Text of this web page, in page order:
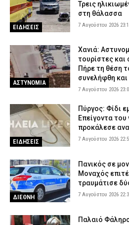
αντικείμενα αξίας άνω των 19.000
ΑΣΤΥΝΟΜΙΑ 7 Αυγούστου 2026 16:23
ΕΙΔΗΣΕΙΣ
Τρεις
στη θάλασσα
7 Αυγούστου 2026
ΑΣΤΥΝΟΜΙΑ
Χανιά:
τουρίστες
Πήρε τη θέση
συνελήφθη
7 Αυγούστου 2026
ΕΙΔΗΣΕΙΣ
Πύργος: Φίδι
Επείγοντα του
προκάλεσε
7 Αυγούστου 2026
ΔΙΕΘΝΗ
Πανικός σε
Μοναχός
τραυμάτισε
7 Αυγούστου 2026
Παλαιό